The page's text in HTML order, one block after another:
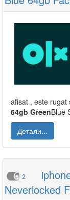
afisat , este rugat
64gb GreenBlue
Детали...
2
Neverlocked